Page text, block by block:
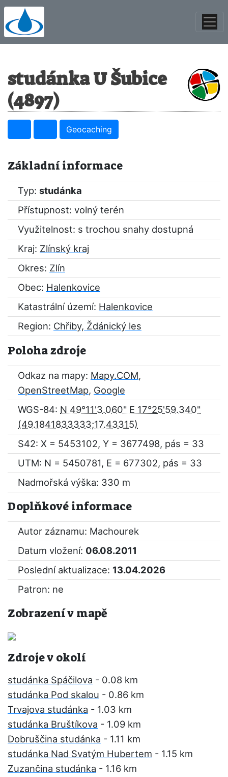
studánka U Šubice
(4897)
Geocaching
Základní informace
Typ: studánka
Přístupnost: volný terén
Využitelnost: s trochou snahy dostupná
Kraj: Zlínský kraj
Okres: Zlín
Obec: Halenkovice
Katastrální území: Halenkovice
Region: Chřiby, Ždánický les
Poloha zdroje
Odkaz na mapy: Mapy.COM,
OpenStreetMap, Google
WGS-84: N 49°11'3.060" E 17°25'59.340"
S42: X = 5453102, Y = 3677498, pás = 33
UTM: N = 5450781, E = 677302, pás = 33
Nadmořská výška: 330 m
Doplňkové informace
Autor záznamu: Machourek
Datum vložení: 06.08.2011
Poslední aktualizace: 13.04.2026
Patron: ne
Zobrazení v mapě
Zdroje v okolí
studánka Spáčilova - 0.08 km
studánka Pod skalou - 0.86 km
Trvajova studánka - 1.03 km
studánka Bruštíkova - 1.09 km
Dobruščina studánka - 1.11 km
studánka Nad Svatým Hubertem - 1.15 km
Zuzančina studánka - 1.16 km